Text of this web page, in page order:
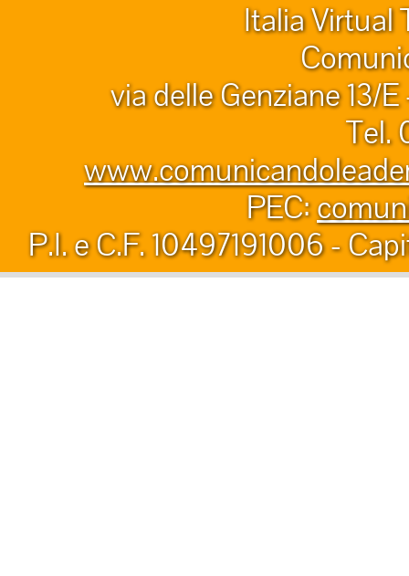
Italia Virtual
via delle Genziane 13/
Tel.
PEC:
P.I. e C.F. 10497191006 -